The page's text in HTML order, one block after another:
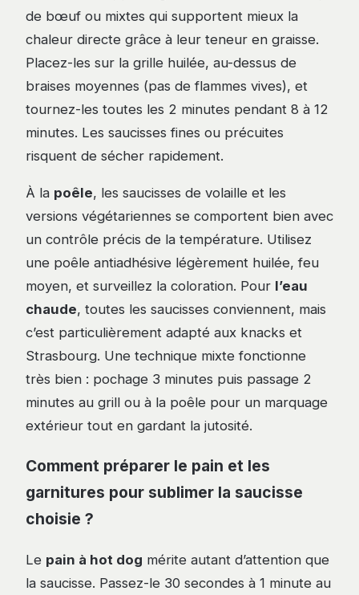
de bœuf ou mixtes qui supportent mieux la
chaleur directe grâce à leur teneur en graisse.
Placez-les sur la grille huilée, au-dessus de
braises moyennes (pas de flammes vives), et
tournez-les toutes les 2 minutes pendant 8 à 12
minutes. Les saucisses fines ou précuites
risquent de sécher rapidement.
À la poêle, les saucisses de volaille et les
versions végétariennes se comportent bien avec
un contrôle précis de la température. Utilisez
une poêle antiadhésive légèrement huilée, feu
moyen, et surveillez la coloration. Pour l’eau
chaude, toutes les saucisses conviennent, mais
c’est particulièrement adapté aux knacks et
Strasbourg. Une technique mixte fonctionne
très bien : pochage 3 minutes puis passage 2
minutes au grill ou à la poêle pour un marquage
extérieur tout en gardant la jutosité.
Comment préparer le pain et les
garnitures pour sublimer la saucisse
choisie ?
Le pain à hot dog mérite autant d’attention que
la saucisse. Passez-le 30 secondes à 1 minute au